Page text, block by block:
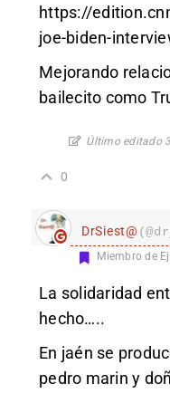
https://
joe-biden-
Mejorando
bailecito como
Último editado
0
DrSiest@
Miembro de
La solidaridad
hecho…..
En jaén se
pedro marin y